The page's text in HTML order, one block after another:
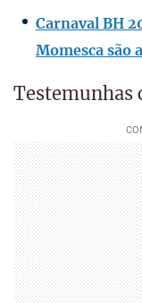
Carnaval BH
Momesca são
Testemunhas